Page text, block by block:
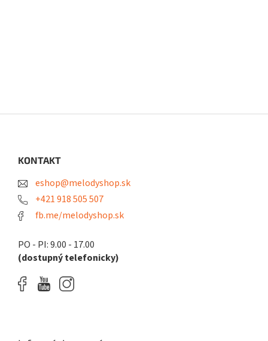
KONTAKT
eshop@melodyshop.sk
+421 918 505 507
fb.me/melodyshop.sk
PO - PI: 9.00 - 17.00
(dostupný telefonicky)